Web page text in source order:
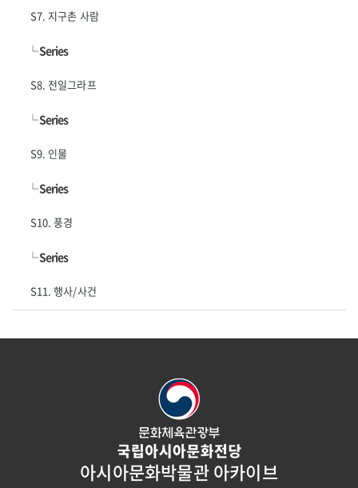
S7. 지구촌 사람
└Series
S8. 전일그라프
└Series
S9. 인물
└Series
S10. 풍경
└Series
S11. 행사/사건
아시아문화박물관 아카이브